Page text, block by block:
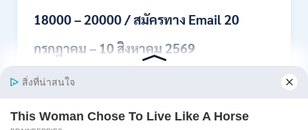
กพ.
สมัคร
สิงหาคม
18000 – 20000 / สมัครทาง Email 20
กรกฎาคม – 10 สิงหาคม 2569
สมาคมการประปาแห่งประเทศไทย เปิดรับสมัครสอบ
สมาคม